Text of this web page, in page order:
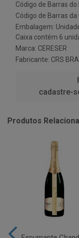
Código de Barras
Código de Barras
Embalagem:
Caixa contém 6
Marca: CERESER
Fabricante: CRS
cadastre-
Produtos